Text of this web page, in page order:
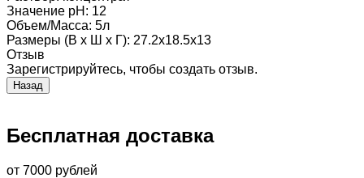
Значение pH : 12
Объем/Масса: 5л
Размеры (В х Ш х Г): 27.2х18.5х13
Отзыв
Зарегистрируйтесь, чтобы создать отзыв.
Бесплатная доставка
от 7000 рублей